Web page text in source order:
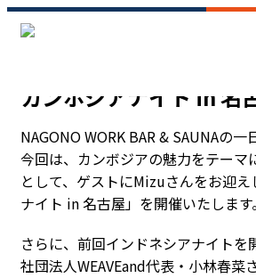
カンボジアナイト in 名
カンボジアナイト in 名
NAGONO WORK BAR & SAUNAの一
今回は、カンボジアの魅力をテーマ
として、ゲストにMizuさんをお迎
ナイト in 名古屋」を開催いたします。
さらに、前回インドネシアナイトを
社団法人WEAVEand代表・小林春菜